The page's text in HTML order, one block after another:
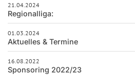
21.04.2024
Regionalliga:
01.03.2024
Aktuelles & Termine
16.08.2022
Sponsoring 2022/23